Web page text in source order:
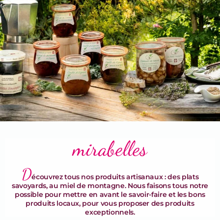
mirabelles
Découvrez tous nos produits artisanaux : des plats
savoyards, au miel de montagne. Nous faisons tous notre
possible pour mettre en avant le savoir-faire et les bons
produits locaux, pour vous proposer des produits
exceptionnels.